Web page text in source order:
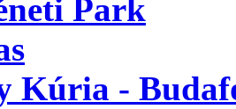
Park
Kúria -